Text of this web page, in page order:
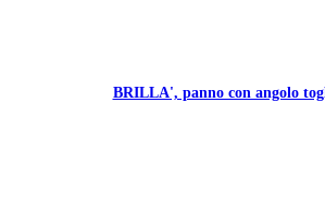
BRILLA', panno con angolo